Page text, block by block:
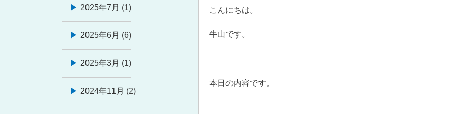
こんにちは。
牛山です。
本日の内容です。
2025年7月 (1)
2025年6月 (6)
2025年3月 (1)
2024年11月 (2)